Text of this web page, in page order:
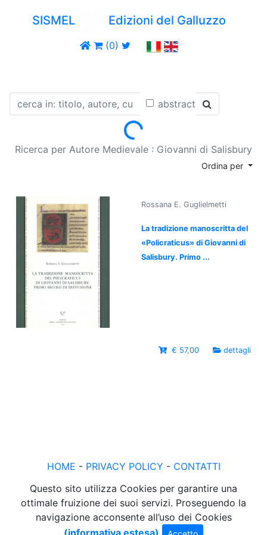
SISMEL Edizioni del Galluzzo
(0)
abstract
Loading...
Ricerca per Autore Medievale : Giovanni di Salisbury
Ordina per
Rossana E. Guglielmetti
La tradizione manoscritta del
«Policraticus» di Giovanni di
Salisbury. Primo ...
€ 57,00 dettagli
HOME - PRIVACY POLICY - CONTATTI
Questo sito utilizza Cookies per garantire una
ottimale fruizione dei suoi servizi. Proseguendo la
navigazione acconsente all’uso dei Cookies
(informativa estesa)